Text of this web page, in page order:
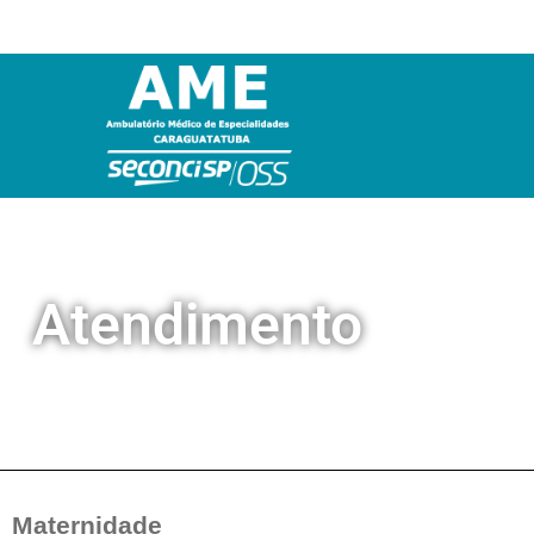
Atendimento
Maternidade